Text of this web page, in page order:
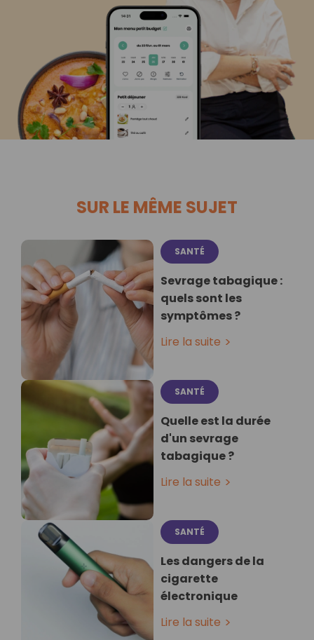
SUR LE MÊME SUJET
SANTÉ
Sevrage tabagique :
quels sont les
symptômes ?
Lire la suite
SANTÉ
Quelle est la durée
d'un sevrage
tabagique ?
Lire la suite
SANTÉ
Les dangers de la
cigarette
électronique
Lire la suite